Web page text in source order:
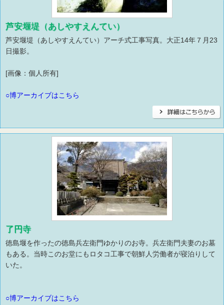
芦安堰堤（あしやすえんてい）
芦安堰堤（あしやすえんてい）アーチ式工事写真。大正14年７月23
日撮影。
[画像：個人所有]
○博アーカイブはこちら
了円寺
徳島堰を作ったの徳島兵左衛門ゆかりのお寺。兵左衛門夫妻のお墓
もある。当時このお堂にもロタコ工事で朝鮮人労働者が寝泊りして
いた。
○博アーカイブはこちら